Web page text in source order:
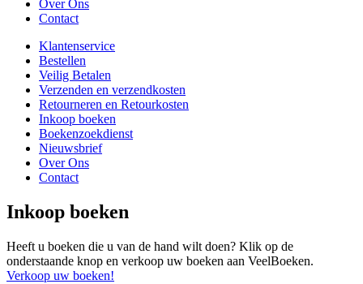
Over Ons
Contact
Klantenservice
Bestellen
Veilig Betalen
Verzenden en verzendkosten
Retourneren en Retourkosten
Inkoop boeken
Boekenzoekdienst
Nieuwsbrief
Over Ons
Contact
Inkoop boeken
Heeft u boeken die u van de hand wilt doen? Klik op de
onderstaande knop en verkoop uw boeken aan VeelBoeken.
Verkoop uw boeken!